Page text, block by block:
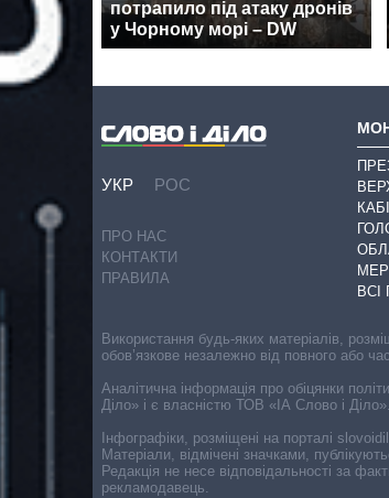
потрапило під атаку дронів
у Чорному морі – DW
УКР РОС
ПРО НАС
КОНТАКТИ
ПРАВИЛА
Використання будь-яких матеріалів,
обов’язкове незалежно від повного або
Аналітична інформація про обіцянки
Діло» і є власністю ТОВ «ІА Слово і Діло».
Інфографіки, розміщені на порталі
Матеріали, відмічені значками,
Редакція не несе відповідальності за
рекламодавець.